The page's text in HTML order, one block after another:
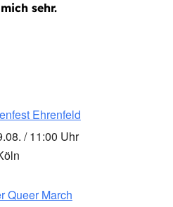
sehr.
Ehrenfeld
/ 11:00 Uhr
Queer March